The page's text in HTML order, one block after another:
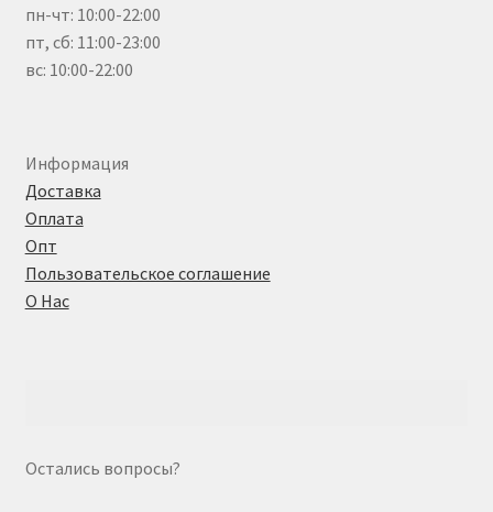
пн-чт: 10:00-22:00
пт, сб: 11:00-23:00
вс: 10:00-22:00
Информация
Доставка
Оплата
Опт
Пользовательское соглашение
О Нас
Остались вопросы?